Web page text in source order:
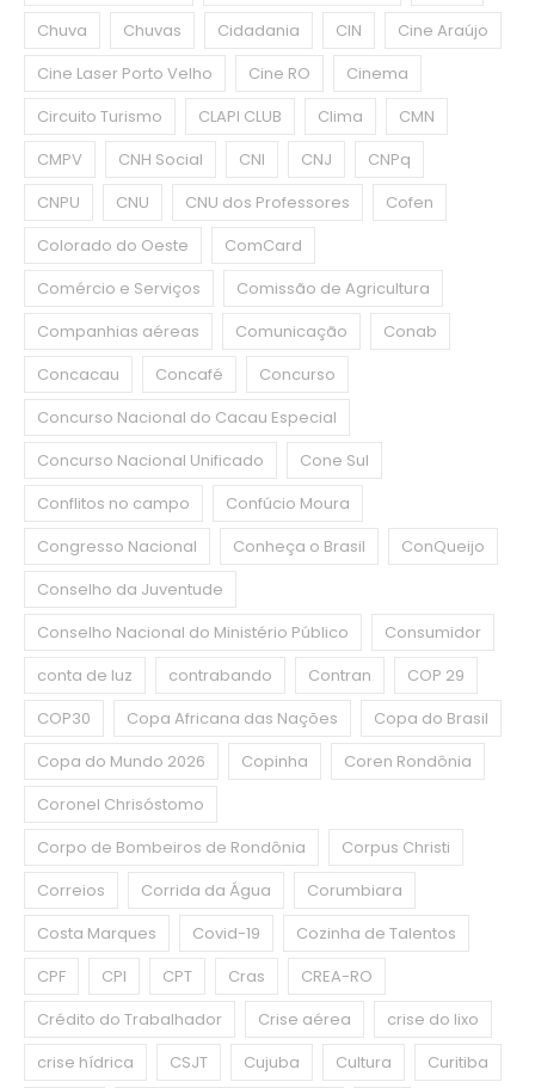
Chuva
Chuvas Cidadania CIN
Cine Araújo
Cine Laser Porto Velho
Cine RO
Cinema
Circuito Turismo
CLAPI CLUB Clima
CMN
CMPV
CNH Social CNI CNJ
CNPq
CNPU
CNU CNU dos Professores
Cofen
Colorado do Oeste
ComCard
Comércio e Serviços
Comissão de Agricultura
Companhias aéreas
Comunicação
Conab
Concacau
Concafé
Concurso
Concurso Nacional do Cacau Especial
Concurso Nacional Unificado
Cone Sul
Conflitos no campo
Confúcio Moura
Congresso Nacional
Conheça o Brasil
ConQueijo
Conselho da Juventude
Conselho Nacional do Ministério Público
Consumidor
conta de luz
contrabando Contran
COP 29
COP30
Copa Africana das Nações
Copa do Brasil
Copa do Mundo 2026
Copinha
Coren Rondônia
Coronel Chrisóstomo
Corpo de Bombeiros de Rondônia
Corpus Christi
Correios
Corrida da Água
Corumbiara
Costa Marques
Covid-19
Cozinha de Talentos
CPF
CPI CPT Cras
CREA-RO
Crédito do Trabalhador
Crise aérea
crise do lixo
crise hídrica
CSJT Cujuba Cultura
Curitiba